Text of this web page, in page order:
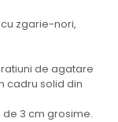
zgarie-nori,
de agatare
cadru solid din
3 cm grosime.